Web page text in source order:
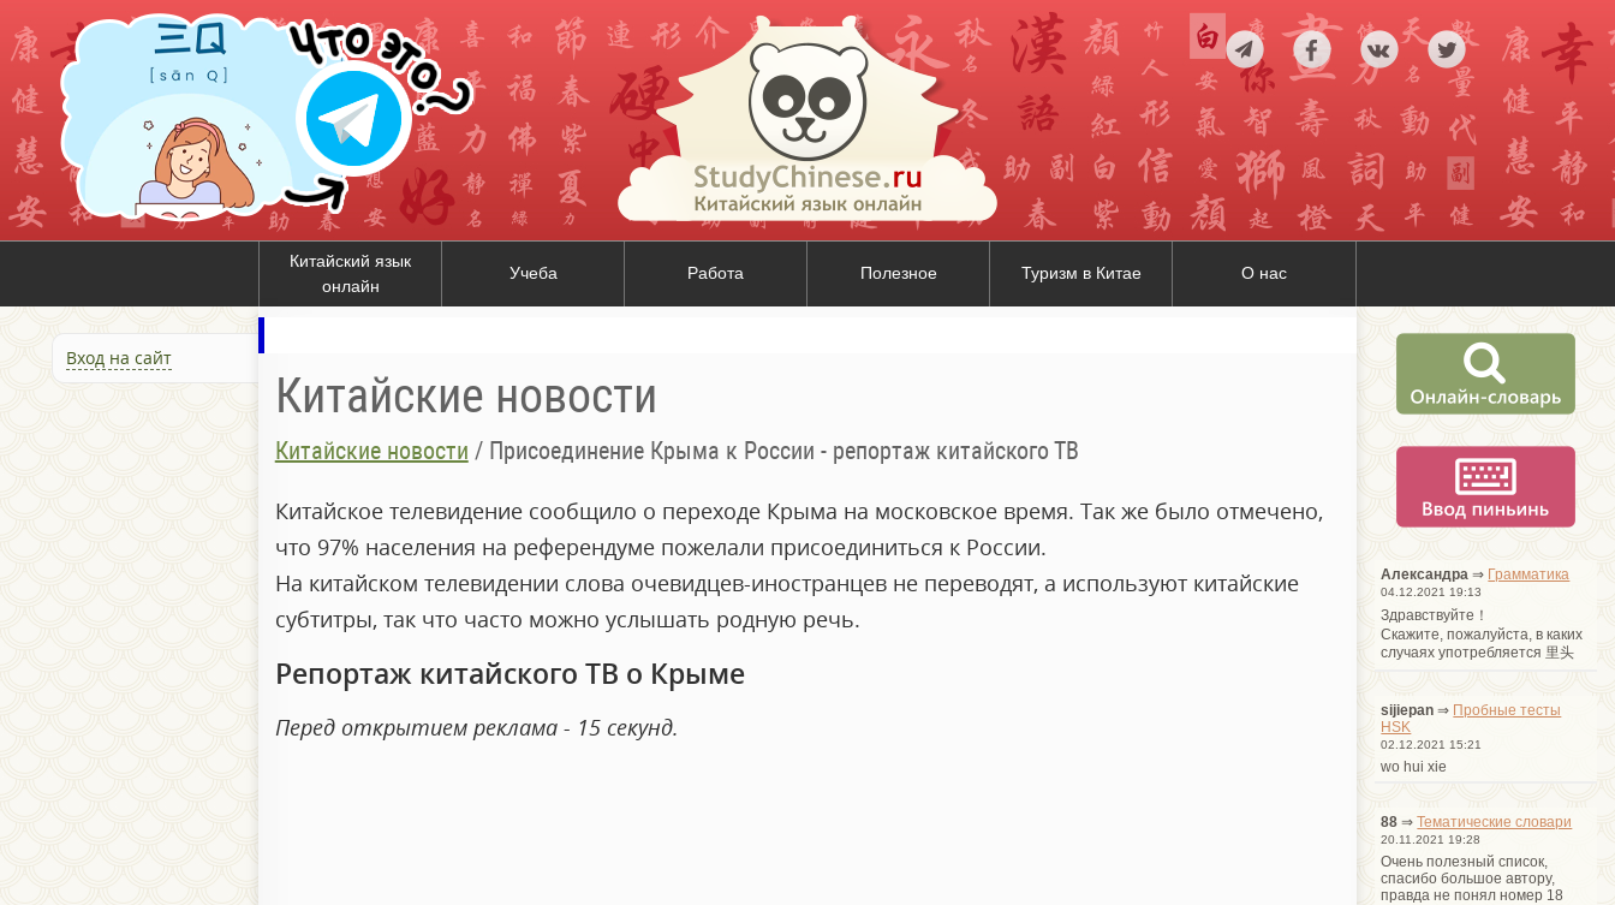
Китайский язык
онлайн
Учеба Работа Полезное Туризм в Китае О нас
Вход на сайт
Китайские новости
Китайские новости / Присоединение Крыма к России - репортаж китайского ТВ
Китайское телевидение сообщило о переходе Крыма на московское время. Так же было отмечено,
что 97% населения на референдуме пожелали присоединиться к России.
На китайском телевидении слова очевидцев-иностранцев не переводят, а используют китайские
субтитры, так что часто можно услышать родную речь.
Репортаж китайского ТВ о Крыме
Перед открытием реклама - 15 секунд.
Александра ⇒ Грамматика
04.12.2021 19:13
Здравствуйте！
Cкажите, пожалуйста, в каких
случаях употребляется 里头
sijiepan ⇒ Пробные тесты
HSK
02.12.2021 15:21
wo hui xie
88 ⇒Тематические словари
20.11.2021 19:28
Очень полезный список,
спасибо большое автору,
правда не понял номер 18